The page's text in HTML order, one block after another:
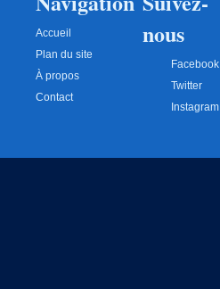
Accueil
Plan du site
À propos
Contact
nous
Facebook
Twitter
Instagram